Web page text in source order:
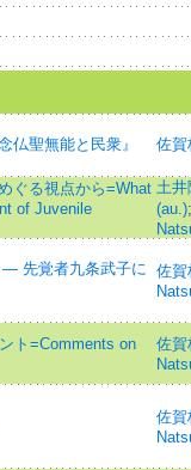
仏聖無能と民衆』 佐賀
ぐる視点から=What
of Juvenile
土井
(au.)
— 先覚者九条武子に 佐賀
ト=Comments on
佐賀
佐賀